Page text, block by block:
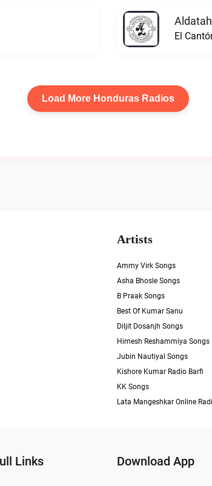
El
Load More Honduras Radios
Artists
Ammy Virk Songs
Asha Bhosle Songs
B Praak Songs
Best Of Kumar Sanu
Diljit Dosanjh Songs
Himesh Reshammiya Songs
Jubin Nautiyal Songs
Kishore Kumar Radio Barfi
KK Songs
Lata Mangeshkar Online
Links Download App